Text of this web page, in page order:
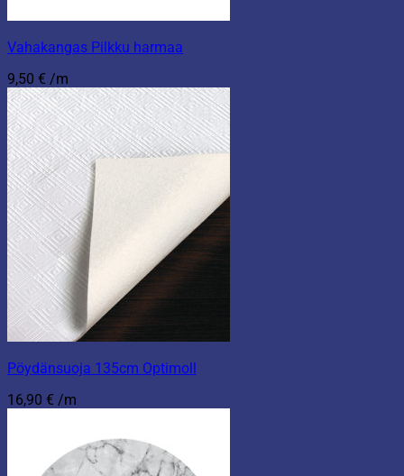
Vahakangas Pilkku harmaa
9,50 € /m
Pöydänsuoja 135cm Optimoll
16,90 € /m